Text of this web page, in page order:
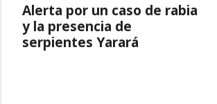
Alerta por un caso de rabia
y la presencia de
serpientes Yarará